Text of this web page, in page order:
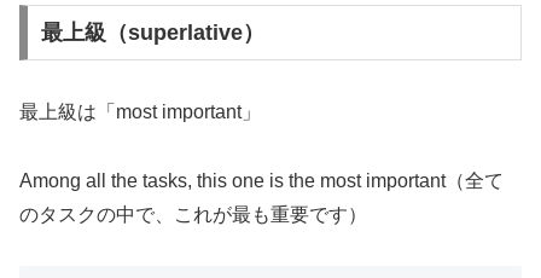
最上級（superlative）
最上級は「most important」
Among all the tasks, this one is the most important（全て
のタスクの中で、これが最も重要です）